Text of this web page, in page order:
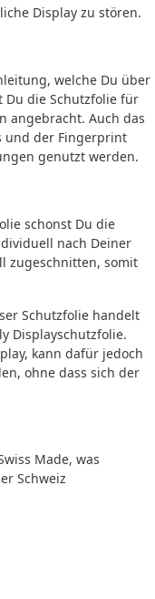
Display zu stören.
welche Du über
Du die Schutzfolie für
angebracht. Auch das
und der Fingerprint
genutzt werden.
schonst Du die
nach Deiner
zugeschnitten, somit
Schutzfolie handelt
Displayschutzfolie.
kann dafür jedoch
ohne dass sich der
Made, was
Schweiz